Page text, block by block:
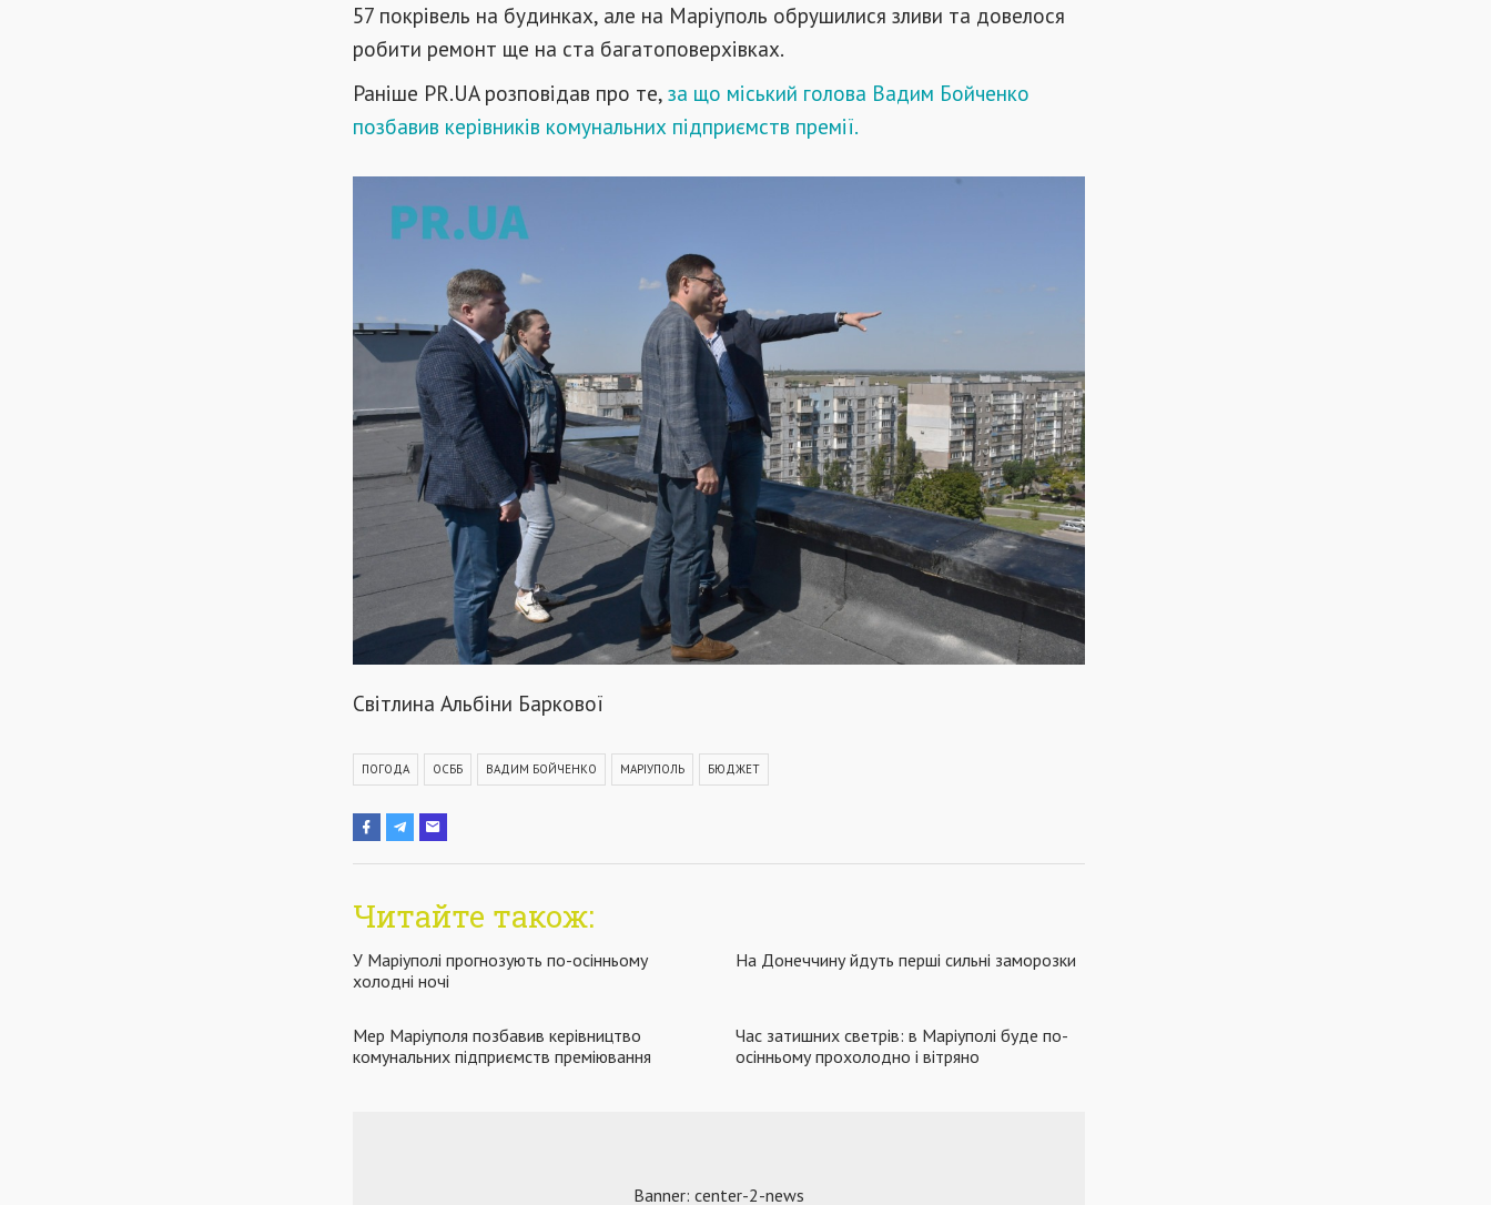
57 покрівель на будинках, але на Маріуполь обрушилися зливи та довелося
робити ремонт ще на ста багатоповерхівках.
Раніше PR.UA розповідав про те, за що міський голова Вадим Бойченко
позбавив керівників комунальних підприємств премії.
Світлина Альбіни Баркової
ПОГОДА ОСББ ВАДИМ БОЙЧЕНКО МАРІУПОЛЬ БЮДЖЕТ
Читайте також:
У Маріуполі прогнозують по-осінньому
холодні ночі
На Донеччину йдуть перші сильні заморозки
Мер Маріуполя позбавив керівництво
комунальних підприємств преміювання
Час затишних светрів: в Маріуполі буде по-
осінньому прохолодно і вітряно